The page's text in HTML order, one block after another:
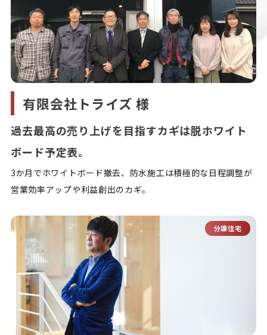
有限会社トライズ 様
過去最高の売り上げを目指すカギは脱ホワイト
ボード予定表。
3か月でホワイトボード撤去、防水施工は積極的な日程調整が
営業効率アップや利益創出のカギ。
分譲住宅